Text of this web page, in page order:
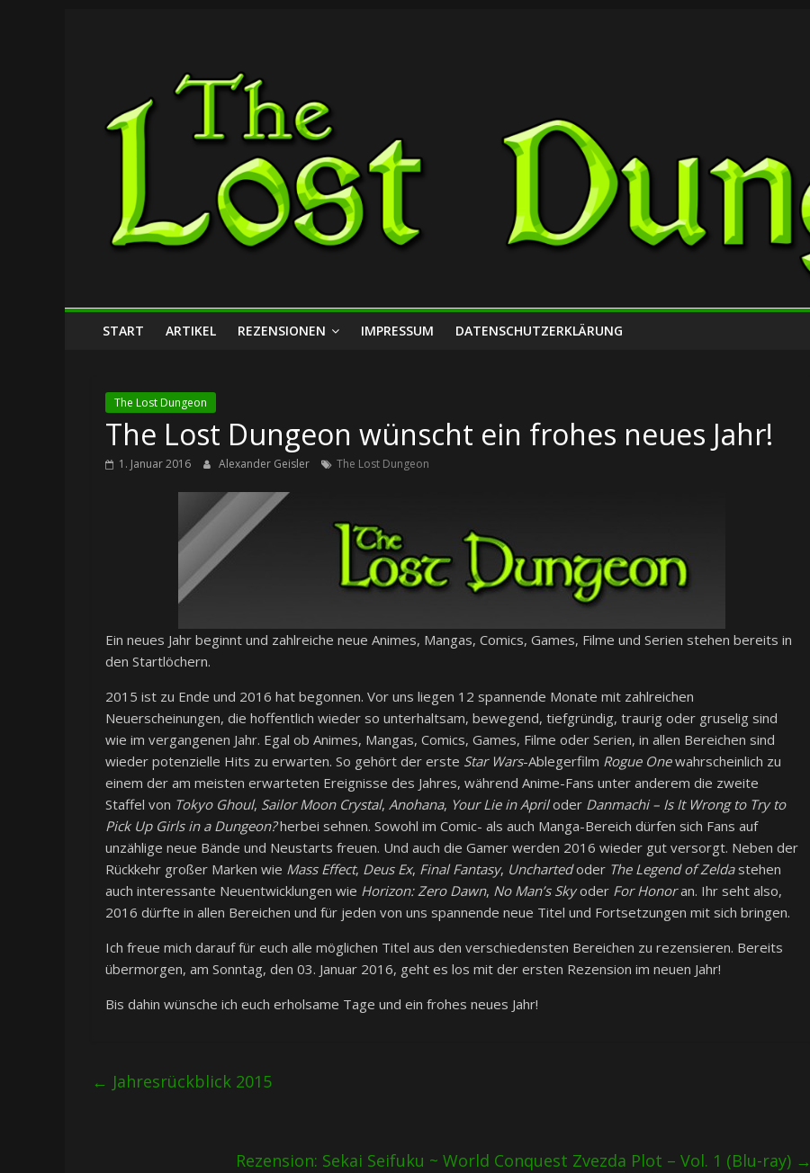
Lost
Dungeon
START ARTIKEL REZENSIONEN IMPRESSUM DATENSCHUTZERKLÄRUNG
The Lost Dungeon
The Lost Dungeon wünscht ein frohes neues Jahr!
1. Januar 2016 Alexander Geisler The Lost Dungeon
Ein neues Jahr beginnt und zahlreiche neue Animes, Mangas, Comics, Games, Filme und Serien stehen bereits in
den Startlöchern.
2015 ist zu Ende und 2016 hat begonnen. Vor uns liegen 12 spannende Monate mit zahlreichen
Neuerscheinungen, die hoffentlich wieder so unterhaltsam, bewegend, tiefgründig, traurig oder gruselig sind
wie im vergangenen Jahr. Egal ob Animes, Mangas, Comics, Games, Filme oder Serien, in allen Bereichen sind
wieder potenzielle Hits zu erwarten. So gehört der erste Star Wars-Ablegerfilm Rogue Onewahrscheinlich zu
einem der am meisten erwarteten Ereignisse des Jahres, während Anime-Fans unter anderem die zweite
Staffel von Tokyo Ghoul, Sailor Moon Crystal, Anohana, Your Lie in Apriloder Danmachi – Is It Wrong to Try to
Pick Up Girls in a Dungeon?herbei sehnen. Sowohl im Comic- als auch Manga-Bereich dürfen sich Fans auf
unzählige neue Bände und Neustarts freuen. Und auch die Gamer werden 2016 wieder gut versorgt. Neben der
Rückkehr großer Marken wie Mass Effect, Deus Ex, Final Fantasy, Unchartedoder The Legend of Zeldastehen
auch interessante Neuentwicklungen wie Horizon: Zero Dawn, No Man’s Skyoder For Honoran. Ihr seht also,
2016 dürfte in allen Bereichen und für jeden von uns spannende neue Titel und Fortsetzungen mit sich bringen.
Ich freue mich darauf für euch alle möglichen Titel aus den verschiedensten Bereichen zu rezensieren. Bereits
übermorgen, am Sonntag, den 03. Januar 2016, geht es los mit der ersten Rezension im neuen Jahr!
Bis dahin wünsche ich euch erholsame Tage und ein frohes neues Jahr!
← Jahresrückblick 2015
Rezension: Sekai Seifuku ~ World Conquest Zvezda Plot – Vol. 1 (Blu-ray) →